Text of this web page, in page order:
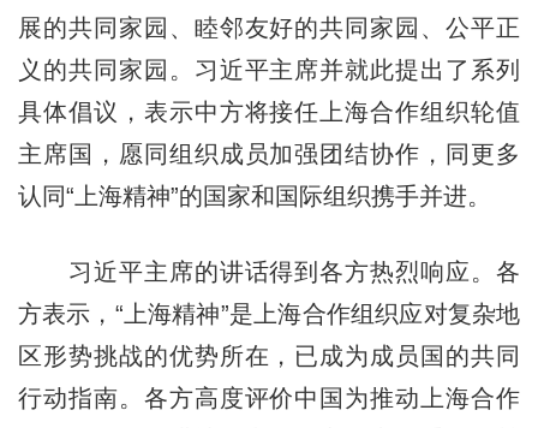
展的共同家园、睦邻友好的共同家园、公平正
义的共同家园。习近平主席并就此提出了系列
具体倡议，表示中方将接任上海合作组织轮值
主席国，愿同组织成员加强团结协作，同更多
认同“上海精神”的国家和国际组织携手并进。
习近平主席的讲话得到各方热烈响应。各
方表示，“上海精神”是上海合作组织应对复杂地
区形势挑战的优势所在，已成为成员国的共同
行动指南。各方高度评价中国为推动上海合作